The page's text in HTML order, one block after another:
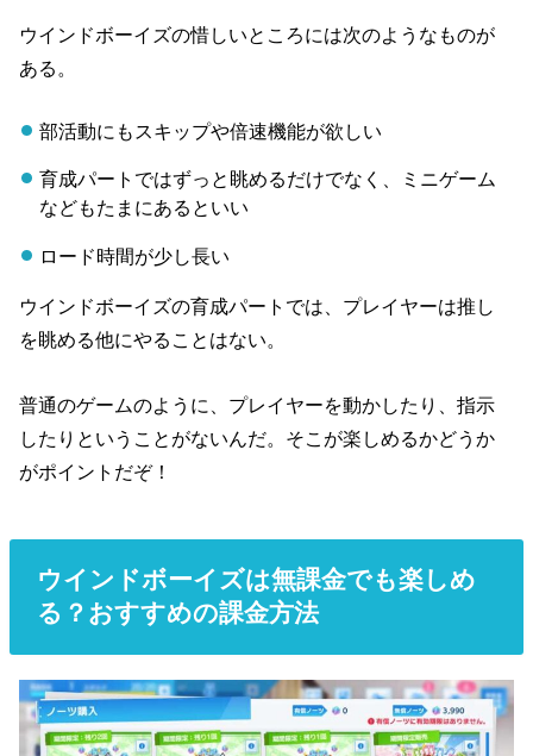
ウインドボーイズの惜しいところには次のようなものが
ある。
部活動にもスキップや倍速機能が欲しい
育成パートではずっと眺めるだけでなく、ミニゲーム
などもたまにあるといい
ロード時間が少し長い
ウインドボーイズの育成パートでは、プレイヤーは推し
を眺める他にやることはない。
普通のゲームのように、プレイヤーを動かしたり、指示
したりということがないんだ。そこが楽しめるかどうか
がポイントだぞ！
ウインドボーイズは無課金でも楽しめ
る？おすすめの課金方法